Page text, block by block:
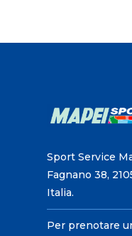
Sport Service
Fagnano 38,
Italia.
Per prenotare